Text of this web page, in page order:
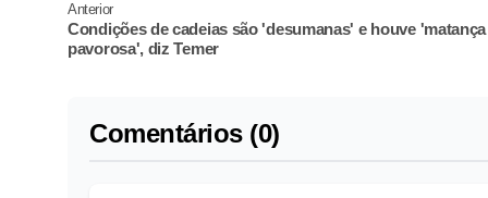
Anterior
Condições de cadeias são 'desumanas' e houve 'matança
pavorosa', diz Temer
Comentários (0)